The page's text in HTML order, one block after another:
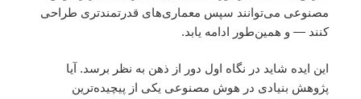
مصنوعی می‌توانند سپس معماری‌های قدرتمندتری طراحی
کنند — و همین‌طور ادامه یابد.
این ایده شاید در نگاه اول دور از ذهن به نظر برسد. آیا
پژوهش بنیادی در هوش مصنوعی یکی از پیچیده‌ترین